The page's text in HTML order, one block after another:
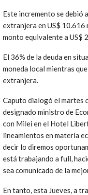
Este incremento se debió
extranjera en US$ 10.616
monto equivalente a US$
El 36% de la deuda en
moneda local mientras
extranjera.
Caputo dialogó el martes
designado ministro de
con Milei en el Hotel
lineamientos en materia
decir lo diremos
está trabajando a full,
sea comunicado de la
En tanto, esta Jueves, a